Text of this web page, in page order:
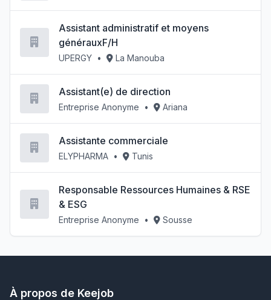
Assistant administratif et moyens
générauxF/H
UPERGY • La Manouba
Assistant(e) de direction
Entreprise Anonyme • Ariana
Assistante commerciale
ELYPHARMA • Tunis
Responsable Ressources Humaines & RSE
& ESG
Entreprise Anonyme • Sousse
À propos de Keejob